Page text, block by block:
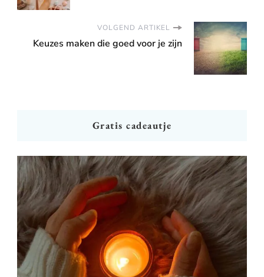
VOLGEND ARTIKEL
Keuzes maken die goed voor je zijn
Gratis cadeautje